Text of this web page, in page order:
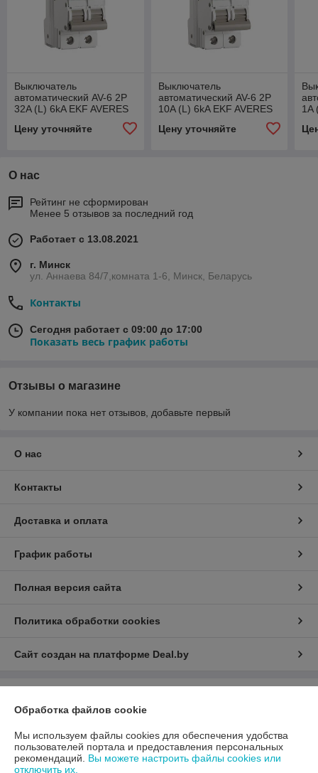
Выключатель
автоматический AV-6 2P
32A (L) 6kA EKF AVERES
Цену уточняйте
Выключатель
автоматический AV-6 2P
10A (L) 6kA EKF AVERES
Цену уточняйте
1A
О нас
Рейтинг не сформирован
Менее 5 отзывов за последний год
Работает с 13.08.2021
г. Минск
ул. Аннаева 84/7,комната 1-6, Минск, Беларусь
Контакты
Сегодня работает с 09:00 до 17:00
Показать весь график работы
Отзывы о магазине
У компании пока нет отзывов, добавьте первый
О нас
Контакты
Доставка и оплата
График работы
Полная версия сайта
Политика обработки cookies
Сайт создан на платформе Deal.by
220037, г. Минск, ул. Аннаева 84/7,комната 1-6
Регистрационный номер ЕГР: 193597061
Обработка файлов cookie
Мы используем файлы cookies для обеспечения удобства
пользователей портала и предоставления персональных
рекомендаций. Вы можете настроить файлы cookies или
отключить их.